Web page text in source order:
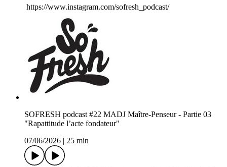
https://www.instagram.com/sofresh_podcast/
SOFRESH podcast #22 MADJ Maître-Penseur - Partie 03
"Rapattitude l’acte fondateur"
07/06/2026
25 min